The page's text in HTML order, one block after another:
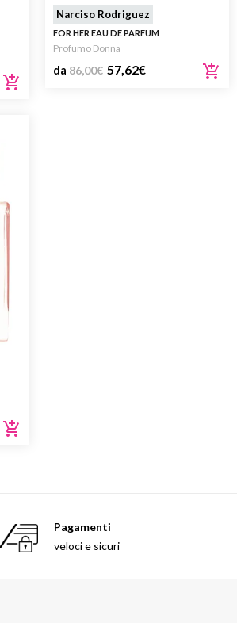
Narciso Rodriguez
FOR HER EAU DE PARFUM
Profumo Donna
da 86,00€ 57,62€
Pagamenti
veloci e sicuri